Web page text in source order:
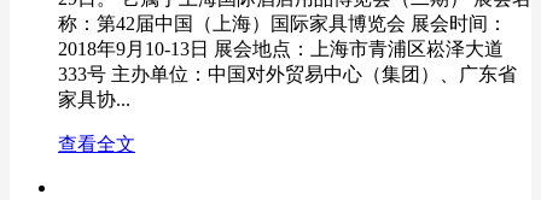
称：第42届中国（上海）国际家具博览会 展会时间：
2018年9月10-13日 展会地点：上海市青浦区崧泽大道
333号 主办单位：中国对外贸易中心（集团）、广东省
家具协...
查看全文